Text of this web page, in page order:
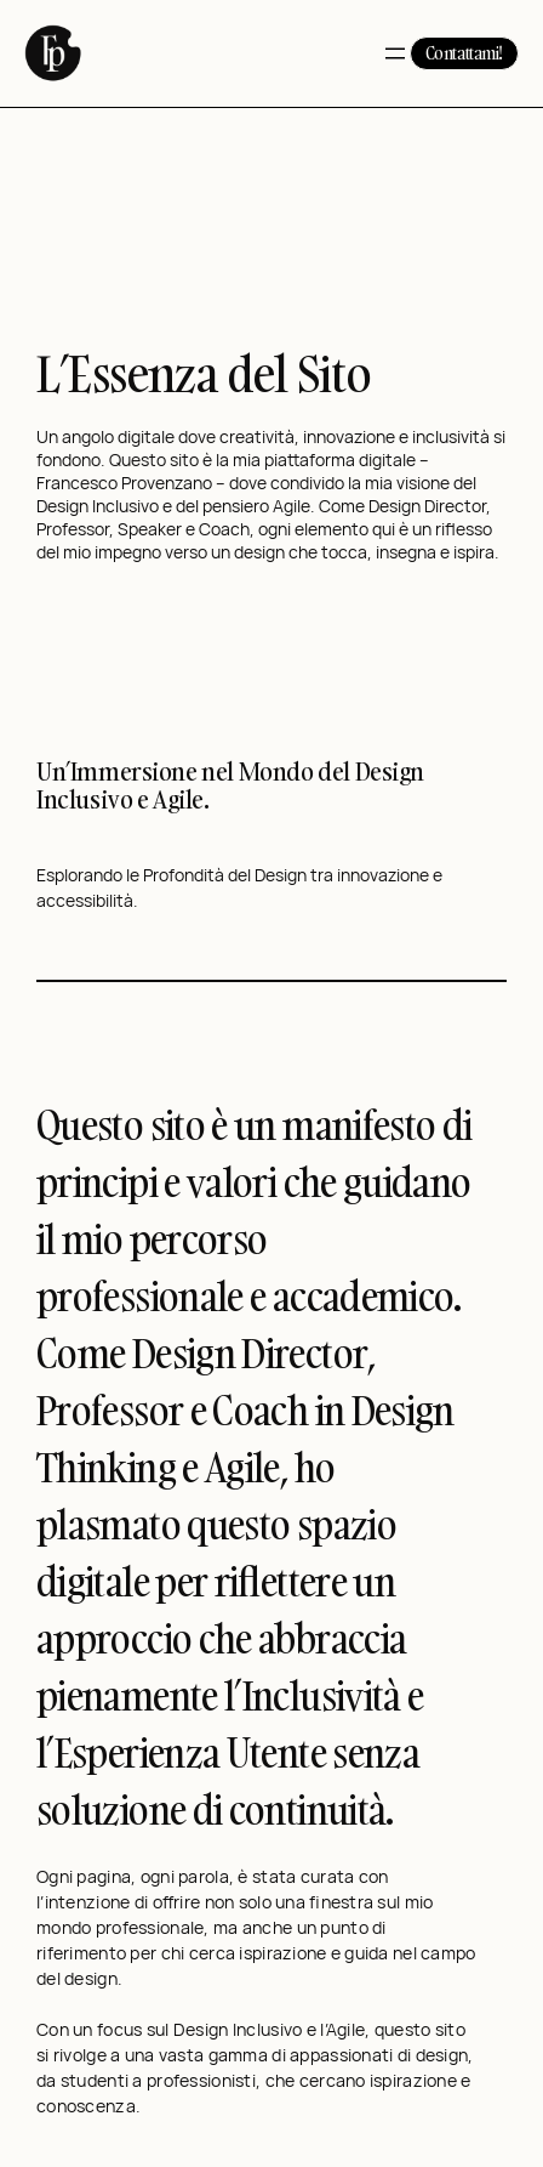
Contattami!
L’Essenza del Sito
Un angolo digitale dove creatività, innovazione e inclusività si
fondono. Questo sito è la mia piattaforma digitale –
Francesco Provenzano – dove condivido la mia visione del
Design Inclusivo e del pensiero Agile. Come Design Director,
Professor, Speaker e Coach, ogni elemento qui è un riflesso
del mio impegno verso un design che tocca, insegna e ispira.
Un’Immersione nel Mondo del Design
Inclusivo e Agile.
Esplorando le Profondità del Design tra innovazione e
accessibilità.
Questo sito è un manifesto di
principi e valori che guidano
il mio percorso
professionale e accademico.
Come Design Director,
Professor e Coach in Design
Thinking e Agile, ho
plasmato questo spazio
digitale per riflettere un
approccio che abbraccia
pienamente l’Inclusività e
l’Esperienza Utente senza
soluzione di continuità.
Ogni pagina, ogni parola, è stata curata con
l’intenzione di offrire non solo una finestra sul mio
mondo professionale, ma anche un punto di
riferimento per chi cerca ispirazione e guida nel campo
del design.
Con un focus sul Design Inclusivo e l’Agile, questo sito
si rivolge a una vasta gamma di appassionati di design,
da studenti a professionisti, che cercano ispirazione e
conoscenza.